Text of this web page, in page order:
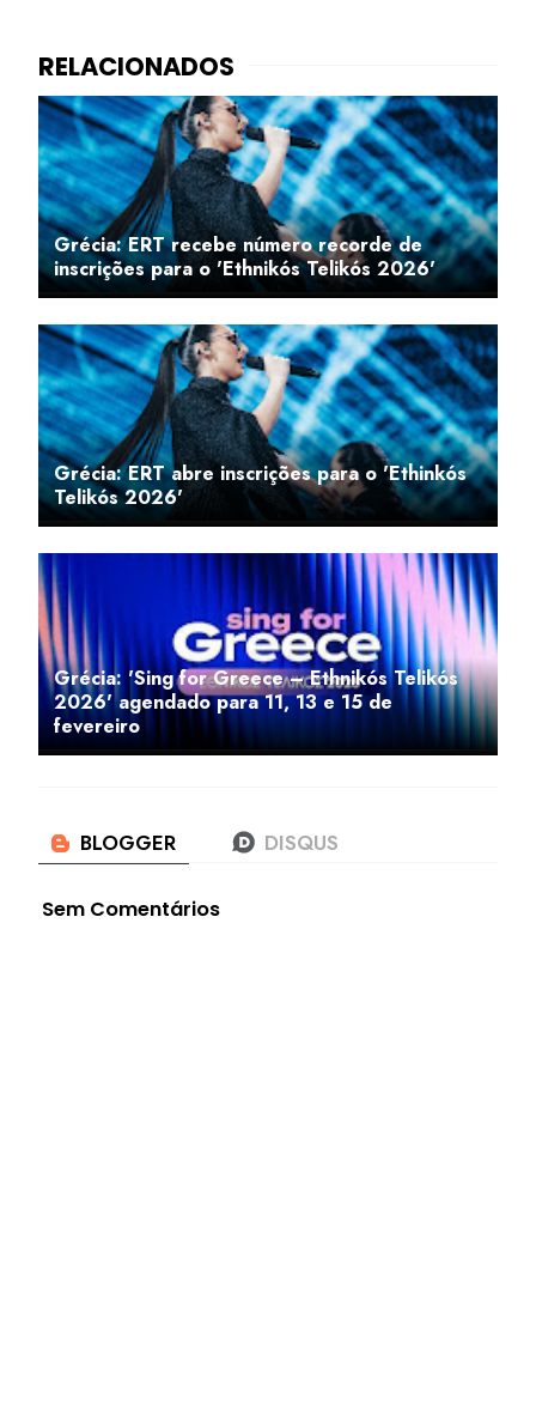
Grécia: ERT recebe número recorde de
inscrições para o 'Ethnikós Telikós 2026'
Grécia: ERT abre inscrições para o 'Ethinkós
Telikós 2026'
Grécia: 'Sing for Greece – Ethnikós Telikós
2026' agendado para 11, 13 e 15 de
fevereiro
Sem Comentários